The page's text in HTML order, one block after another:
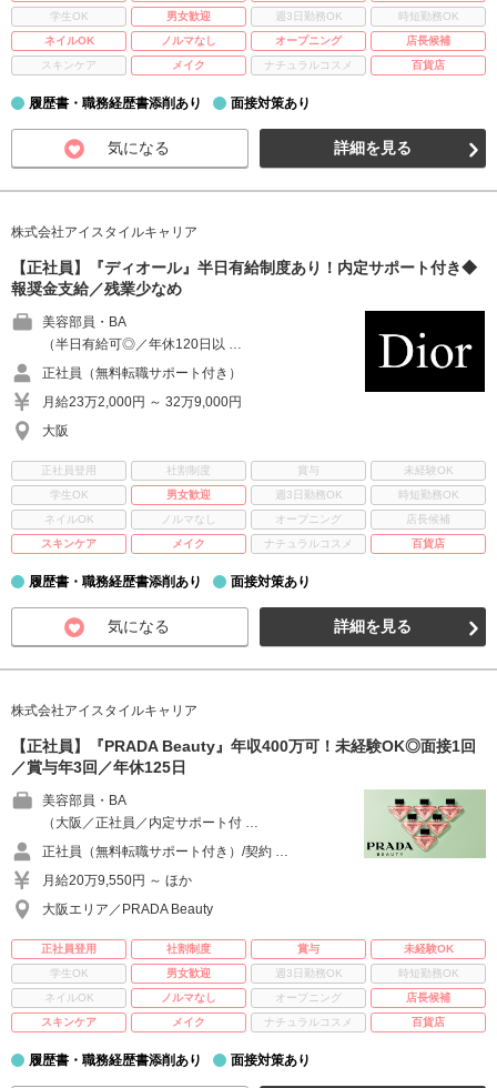
学生OK
男女歓迎 週3日勤務OK
時短勤務OK
ネイルOK
ノルマなし オープニング
店長候補
スキンケア
メイク ナチュラルコスメ 百貨店
履歴書・職務経歴書添削あり 面接対策あり
気になる 詳細を見る
株式会社アイスタイルキャリア
【正社員】『ディオール』半日有給制度あり！内定サポート付き◆
報奨金支給／残業少なめ
美容部員・BA
（半日有給可◎／年休120日以 …
正社員（無料転職サポート付き）
月給23万2,000円 ～ 32万9,000円
大阪
正社員登用 社割制度 賞与
未経験OK
学生OK
男女歓迎 週3日勤務OK
時短勤務OK
ネイルOK
ノルマなし オープニング
店長候補
スキンケア
メイク ナチュラルコスメ 百貨店
履歴書・職務経歴書添削あり 面接対策あり
気になる 詳細を見る
株式会社アイスタイルキャリア
【正社員】『PRADA Beauty』年収400万可！未経験OK◎面接1回
／賞与年3回／年休125日
美容部員・BA
（大阪／正社員／内定サポート付 …
正社員（無料転職サポート付き）/契約 …
月給20万9,550円 ～ ほか
大阪エリア／PRADA Beauty
正社員登用 社割制度 賞与
未経験OK
学生OK
男女歓迎 週3日勤務OK
時短勤務OK
ネイルOK
ノルマなし オープニング
店長候補
スキンケア
メイク ナチュラルコスメ 百貨店
履歴書・職務経歴書添削あり 面接対策あり